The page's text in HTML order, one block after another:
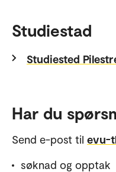
Studiestad
Studiested
Har du
Send e-post til evu-
søknad og opptak